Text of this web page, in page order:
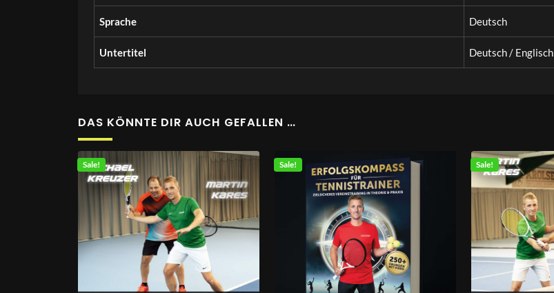
Sprache Deutsch
Untertitel Deutsch / Englisch
DAS KÖNNTE DIR AUCH GEFALLEN …
Sale! Sale! Sale!